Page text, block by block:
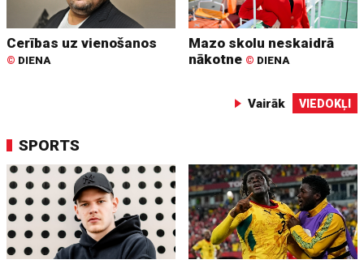
Cerības uz vienošanos
© DIENA
Mazo skolu neskaidrā
nākotne © DIENA
Vairāk VIEDOKĻI
SPORTS